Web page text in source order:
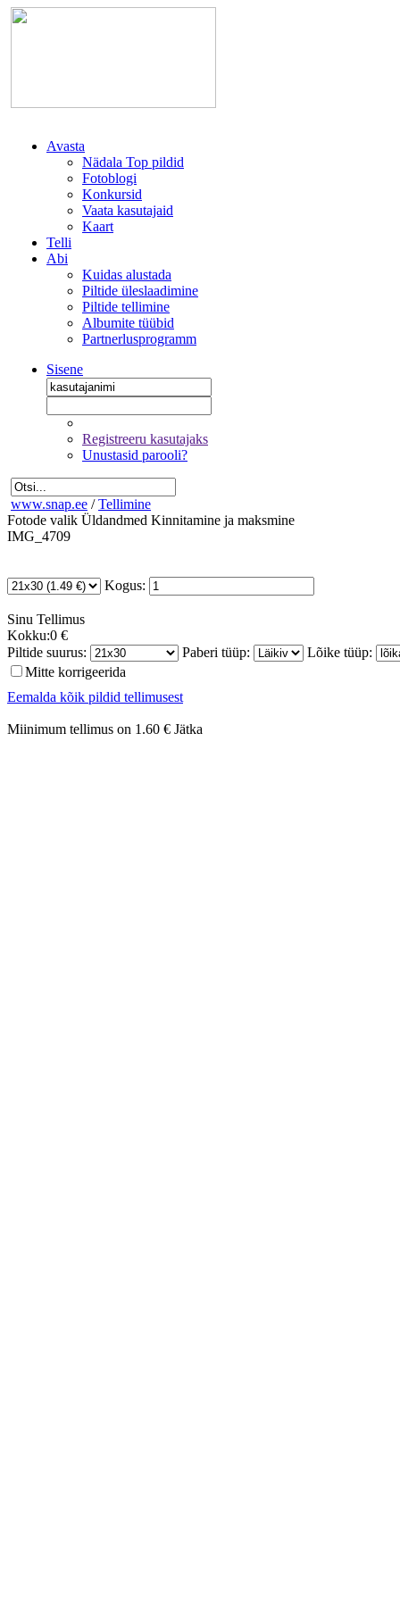
Avasta
Nädala Top pildid
Fotoblogi
Konkursid
Vaata kasutajaid
Kaart
Telli
Abi
Kuidas alustada
Piltide üleslaadimine
Piltide tellimine
Albumite tüübid
Partnerlusprogramm
Sisene
Registreeru kasutajaks
Unustasid parooli?
www.snap.ee / Tellimine
Fotode valik Üldandmed Kinnitamine ja maksmine
IMG_4709
Kogus:
Sinu Tellimus
Kokku:0 €
Piltide suurus:
Paberi tüüp:
Lõike tüüp:
Mitte korrigeerida
Eemalda kõik pildid tellimusest
Miinimum tellimus on 1.60 € Jätka